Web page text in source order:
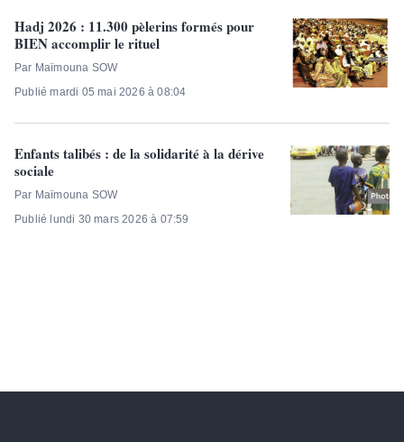
Hadj 2026 : 11.300 pèlerins formés pour
BIEN accomplir le rituel
Par Maïmouna SOW
Publié mardi 05 mai 2026 à 08:04
Enfants talibés : de la solidarité à la dérive
sociale
Par Maïmouna SOW
Publié lundi 30 mars 2026 à 07:59